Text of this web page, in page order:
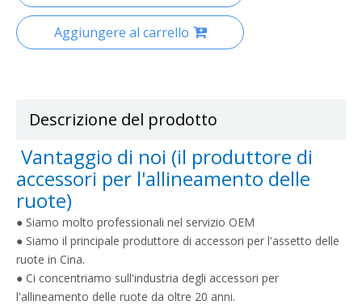
Aggiungere al carrello
Descrizione del prodotto
Vantaggio di noi (il produttore di
accessori per l'allineamento delle
ruote)
● Siamo molto professionali nel servizio OEM
● Siamo il principale produttore di accessori per l'assetto delle
ruote in Cina.
● Ci concentriamo sull'industria degli accessori per
l'allineamento delle ruote da oltre 20 anni.